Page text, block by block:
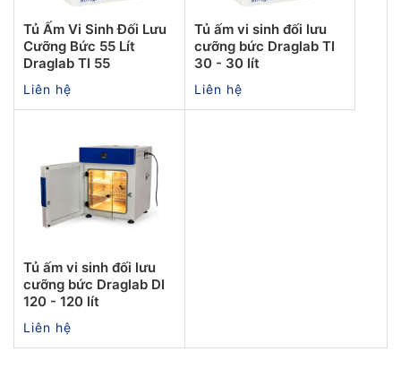
Tủ Ấm Vi Sinh Đối Lưu
Cưỡng Bức 55 Lít
Draglab TI 55
Liên hệ
Tủ ấm vi sinh đối lưu
cưỡng bức Draglab TI
30 - 30 lít
Liên hệ
Tủ ấm vi sinh đối lưu
cưỡng bức Draglab DI
120 - 120 lít
Liên hệ